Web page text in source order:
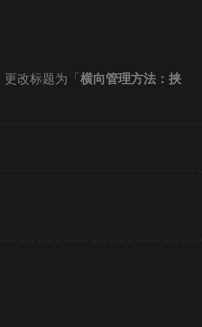
更改标题为「横向管理方法：挟